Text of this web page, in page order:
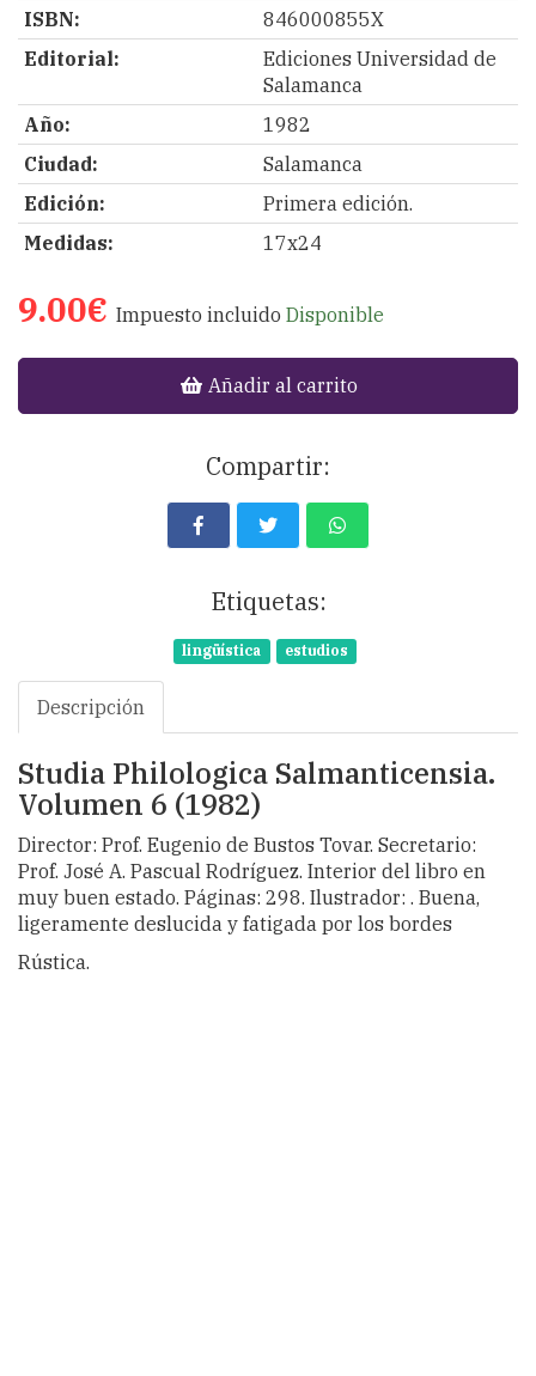
ISBN:
846000855X
Editorial:
Ediciones Universidad de
Salamanca
Año:
1982
Ciudad:
Salamanca
Edición:
Primera edición.
Medidas:
17x24
9.00€ Impuesto incluido Disponible
Añadir al carrito
Compartir:
Etiquetas:
lingüística estudios
Descripción
Studia Philologica Salmanticensia.
Volumen 6 (1982)
Director: Prof. Eugenio de Bustos Tovar. Secretario:
Prof. José A. Pascual Rodríguez. Interior del libro en
muy buen estado. Páginas: 298. Ilustrador: . Buena,
ligeramente deslucida y fatigada por los bordes
Rústica.